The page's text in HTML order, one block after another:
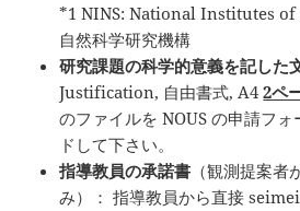
*1 NINS: National Institutes of
自然科学研究機構
研究課題の科学的意義を記した
Justification, 自由書式, A42ペ
のファイルを NOUS の申請フ
ドして下さい。
指導教員の承諾書 （観測提案
み）： 指導教員から直接